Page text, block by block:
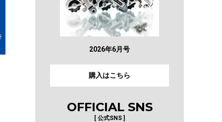
2026年6月号
購入はこちら
OFFICIAL SNS
[ 公式SNS ]